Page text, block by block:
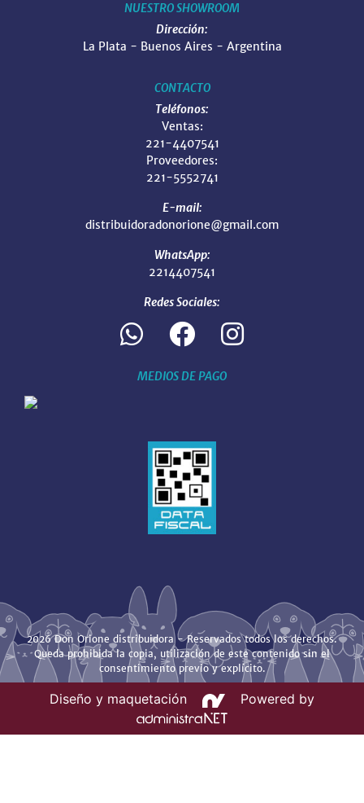
NUESTRO SHOWROOM
Dirección:
La Plata - Buenos Aires - Argentina
CONTACTO
Teléfonos:
Ventas:
221-4407541
Proveedores:
221-5552741
E-mail:
distribuidoradonorione@gmail.com
WhatsApp:
2214407541
Redes Sociales:
MEDIOS DE PAGO
2026 Don Orione distribuidora - Reservados todos los derechos.
Queda prohibida la copia, utilización de este contenido sin el
consentimiento previo y explícito.
Diseño y maquetación Powered by